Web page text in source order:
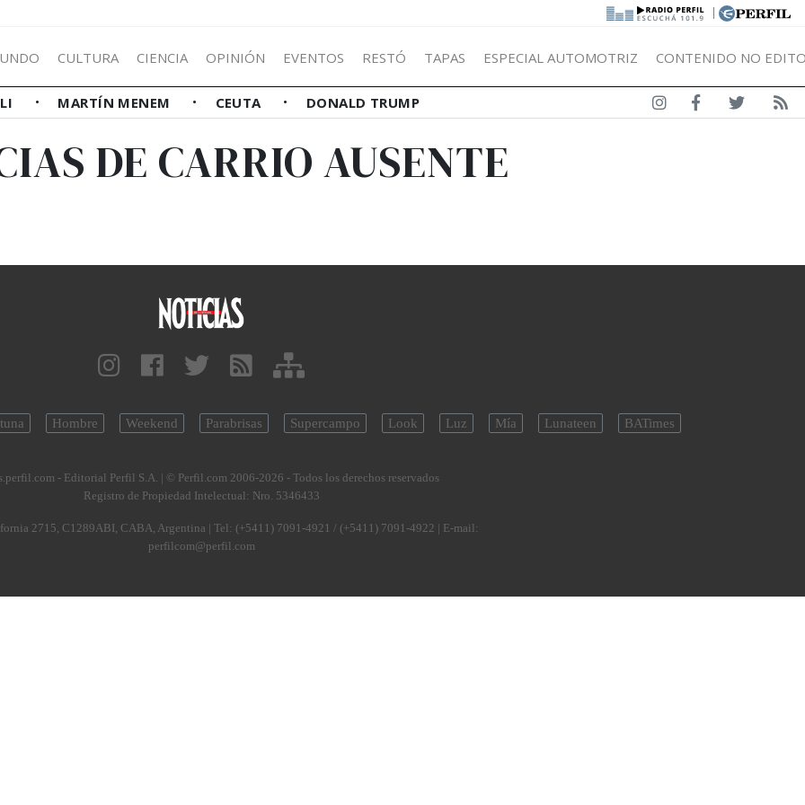
|
CULTURA CIENCIA OPINIÓN EVENTOS RESTÓ TAPAS ESPECIAL AUTOMOTRIZ CONTENIDO NO
MARTÍN MENEM CEUTA DONALD TRUMP
DE CARRIO AUSENTE
Hombre Weekend Parabrisas Supercampo Look Luz Mía Lunateen BATimes
- Editorial Perfil S.A. | © Perfil.com 2006-2026 - Todos los derechos reservados
Registro de Propiedad Intelectual: Nro. 5346433
2715, C1289ABI, CABA, Argentina | Tel: (+5411) 7091-4921 / (+5411) 7091-4922 | E-mail:
perfilcom@perfil.com